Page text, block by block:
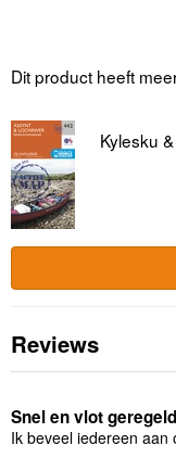
Dit product heeft
Kylesku
Reviews
Snel en vlot geregeld
Ik beveel iedereen aan